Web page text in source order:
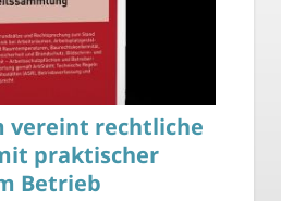
vereint rechtliche
praktischer
Betrieb